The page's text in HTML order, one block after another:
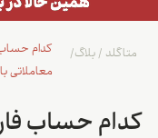
معاملاتی
متاگلد /بلاگ/
کدام حساب